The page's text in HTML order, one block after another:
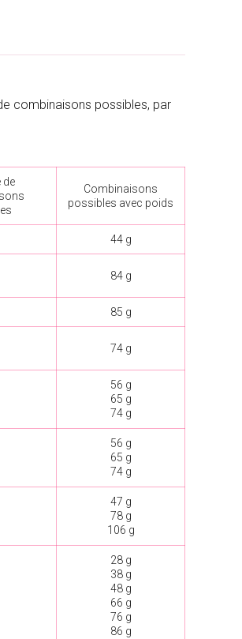
combinaisons possibles, par
de
Combinaisons
possibles avec poids
44 g
84 g
85 g
74 g
56 g
65 g
74 g
56 g
65 g
74 g
47 g
78 g
106 g
28 g
38 g
48 g
66 g
76 g
86 g